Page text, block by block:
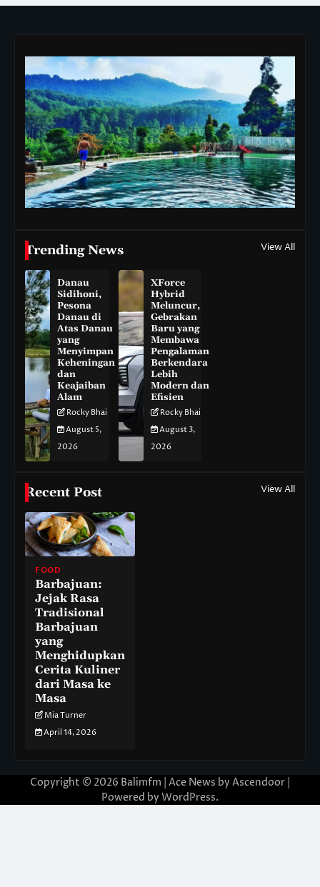
Trending News View All
Danau
Sidihoni,
Pesona
Danau di
Atas Danau
yang
Menyimpan
Keheningan
dan
Keajaiban
Alam
Rocky Bhai
August 5,
2026
XForce
Hybrid
Meluncur,
Gebrakan
Baru yang
Membawa
Pengalaman
Berkendara
Lebih
Modern dan
Efisien
Rocky Bhai
August 3,
2026
Recent Post View All
FOOD
Barbajuan:
Jejak Rasa
Tradisional
Barbajuan
yang
Menghidupkan
Cerita Kuliner
dari Masa ke
Masa
Mia Turner
April 14, 2026
Copyright © 2026 Balimfm | Ace News by Ascendoor
Powered by WordPress.